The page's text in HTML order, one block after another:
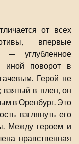
от всех
впервые
углубленное
иной поворот в
Герой не
взятый в плен, он
в Оренбург. Это
взглянуть его
Между героем и
нравственная